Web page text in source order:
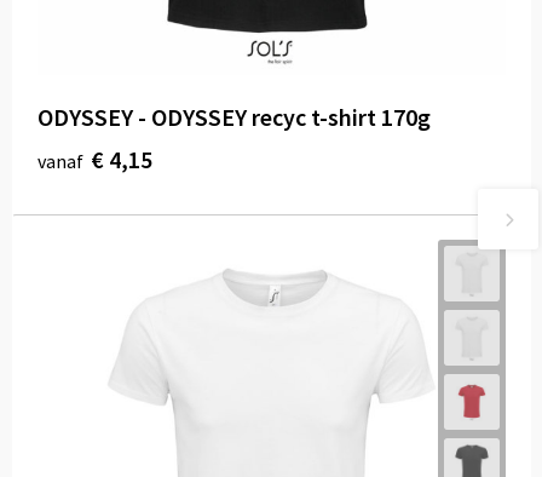
ODYSSEY - ODYSSEY recyc t-shirt 170g
vanaf € 4,15